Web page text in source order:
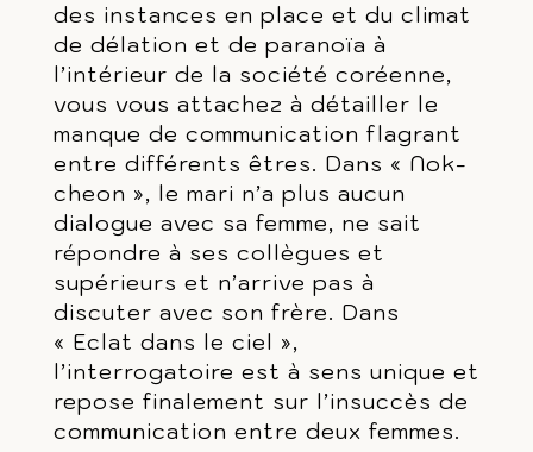
des instances en place et du climat
de délation et de paranoïa à
l’intérieur de la société coréenne,
vous vous attachez à détailler le
manque de communication flagrant
entre différents êtres. Dans « Nok-
cheon », le mari n’a plus aucun
dialogue avec sa femme, ne sait
répondre à ses collègues et
supérieurs et n’arrive pas à
discuter avec son frère. Dans
« Eclat dans le ciel »,
l’interrogatoire est à sens unique et
repose finalement sur l’insuccès de
communication entre deux femmes.